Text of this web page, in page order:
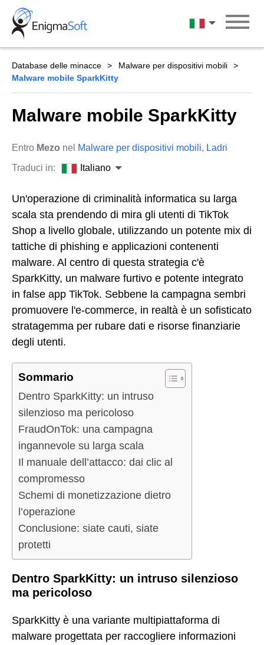
Skip
content
Italiano
Database delle minacce
Malware per dispositivi mobili
Malware mobile SparkKitty
Malware mobile SparkKitty
Entro Mezo nel Malware per dispositivi mobili, Ladri
Traduci in:
Italiano
Un'operazione di criminalità informatica su larga
scala sta prendendo di mira gli utenti di TikTok
Shop a livello globale, utilizzando un potente mix di
tattiche di phishing e applicazioni contenenti
malware. Al centro di questa strategia c'è
SparkKitty, un malware furtivo e potente integrato
in false app TikTok. Sebbene la campagna sembri
promuovere l'e-commerce, in realtà è un sofisticato
stratagemma per rubare dati e risorse finanziarie
degli utenti.
Sommario
Dentro SparkKitty: un intruso
silenzioso ma pericoloso
FraudOnTok: una campagna
ingannevole su larga scala
Il manuale dell’attacco: dai clic al
compromesso
Schemi di monetizzazione dietro
l’operazione
Conclusione: siate cauti, siate
protetti
Dentro SparkKitty: un intruso silenzioso
ma pericoloso
SparkKitty è una variante multipiattaforma di
malware progettata per raccogliere informazioni